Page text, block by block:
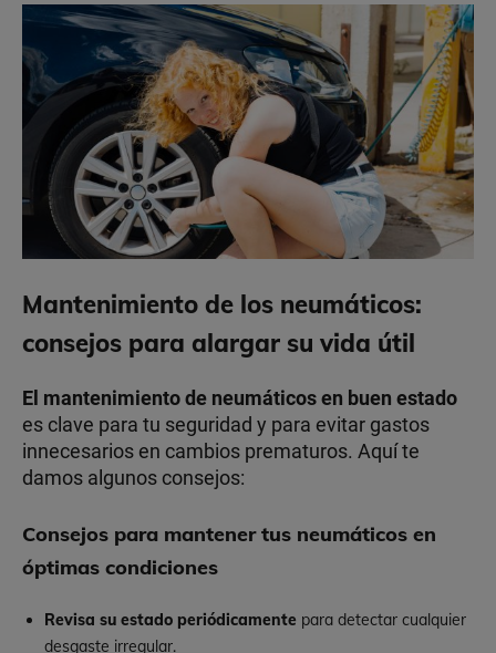
Mantenimiento de los neumáticos:
consejos para alargar su vida útil
El mantenimiento de neumáticos en buen estado
es clave para tu seguridad y para evitar gastos
innecesarios en cambios prematuros. Aquí te
damos algunos consejos:
Consejos para mantener tus neumáticos en
óptimas condiciones
Revisa su estado periódicamente para detectar cualquier
desgaste irregular.